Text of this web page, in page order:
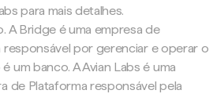
para mais detalhes.
A Bridge é uma empresa de
por gerenciar e operar o
um banco. A Avian Labs é uma
de Plataforma responsável pela